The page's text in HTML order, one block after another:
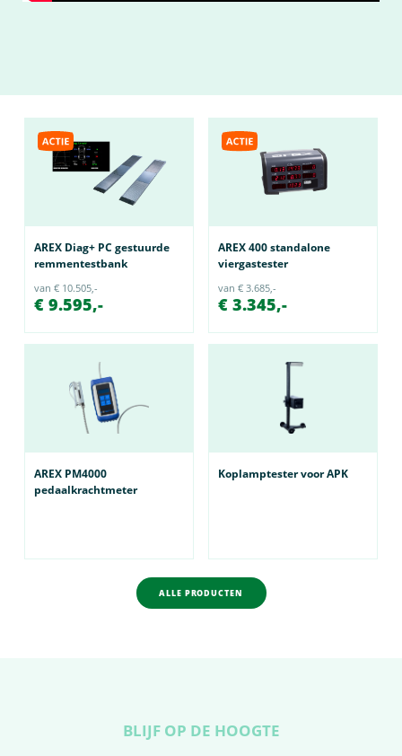
AREX Diag+ PC gestuurde
remmentestbank
van € 10.505,-
€ 9.595,-
AREX 400 standalone
viergastester
van € 3.685,-
€ 3.345,-
AREX PM4000
pedaalkrachtmeter
Koplamptester voor APK
ALLE PRODUCTEN
BLIJF OP DE HOOGTE